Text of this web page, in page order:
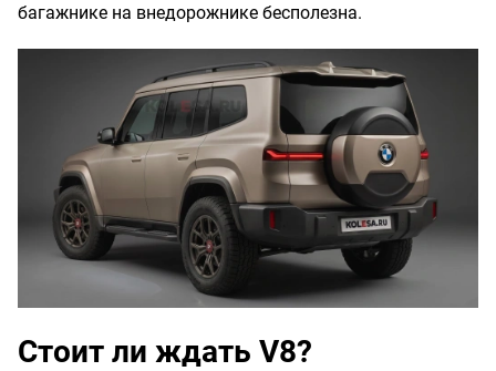
багажнике на внедорожнике бесполезна.
Стоит ли ждать V8?